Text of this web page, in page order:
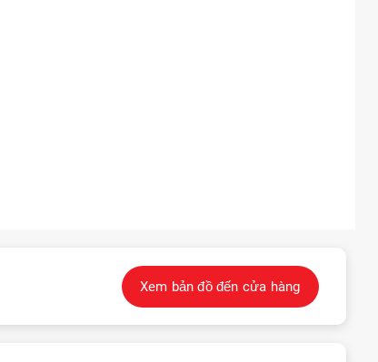
Xem bản đồ đến cửa hàng